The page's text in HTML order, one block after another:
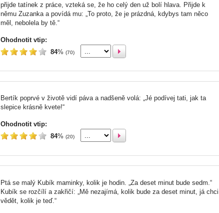
přijde tatínek z práce, vzteká se, že ho celý den už bolí hlava. Přijde k
němu Zuzanka a povídá mu: „To proto, že je prázdná, kdybys tam něco
měl, nebolela by tě.“
Ohodnotit vtip:
84% (70)
Bertík poprvé v životě vidí páva a nadšeně volá: „Jé podívej tati, jak ta
slepice krásně kvete!“
Ohodnotit vtip:
84% (20)
Ptá se malý Kubík maminky, kolik je hodin. „Za deset minut bude sedm.“
Kubík se rozčílí a zakřičí: „Mě nezajímá, kolik bude za deset minut, já chci
vědět, kolik je teď.“